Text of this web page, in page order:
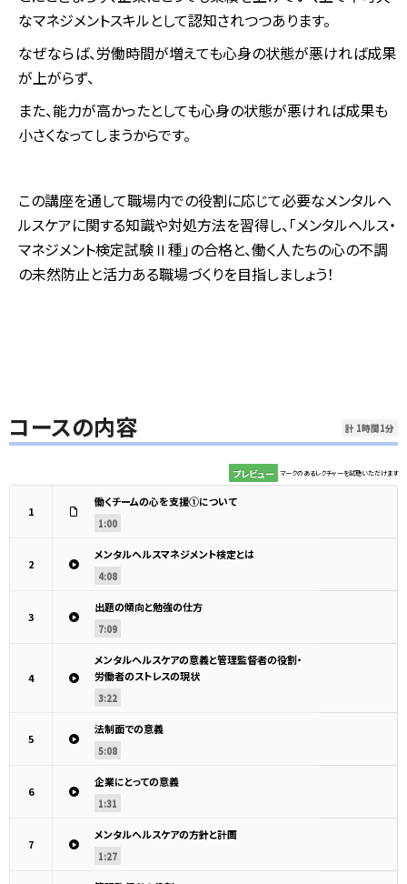
なマネジメントスキルとして認知されつつあります。
なぜならば、労働時間が増えても心身の状態が悪ければ成果
が上がらず、
また、能力が高かったとしても心身の状態が悪ければ成果も
小さくなってしまうからです。
この講座を通して職場内での役割に応じて必要なメンタルヘ
ルスケアに関する知識や対処方法を習得し、「メンタルヘルス・
マネジメント検定試験Ⅱ種」の合格と、働く人たちの心の不調
の未然防止と活力ある職場づくりを目指しましょう！
コースの内容 計 1時間1分
プレビュー マークのあるレクチャーを試聴いただけます
1
働くチームの心を支援①について
1:00
2
メンタルヘルスマネジメント検定とは
4:08
3
出題の傾向と勉強の仕方
7:09
4
メンタルヘルスケアの意義と管理監督者の役割・
労働者のストレスの現状
3:22
5
法制面での意義
5:08
6
企業にとっての意義
1:31
7
メンタルヘルスケアの方針と計画
1:27